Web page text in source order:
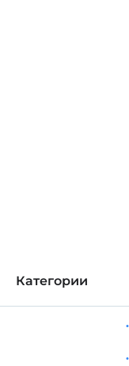
Категории